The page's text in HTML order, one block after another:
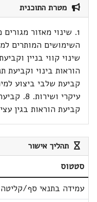
מטרת התוכנית
קביעת הוראות בגין
תהליך אישור
סטטוס
עמידה בתנאי סף/קליטה